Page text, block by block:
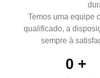
Temos uma equipe
qualificado, a
sempre à
0 +